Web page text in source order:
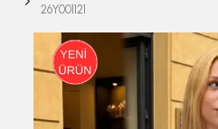
26Y001121